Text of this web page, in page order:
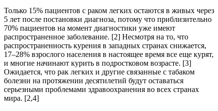
Только 15% пациентов с раком легких остаются в живых через
5 лет после постановки диагноза, потому что приблизительно
70% пациентов на момент диагностики уже имеют
распространенное заболевание. [2] Несмотря на то, что
распространенность курения в западных странах снижается,
17–28% взрослого населения в настоящее время все еще курят,
и многие начинают курить в подростковом возрасте. [3]
Ожидается, что рак легких и другие связанные с табаком
болезни на протяжении десятилетий будут оставаться
серьезными проблемами здравоохранения во всех странах
мира. [2,4]